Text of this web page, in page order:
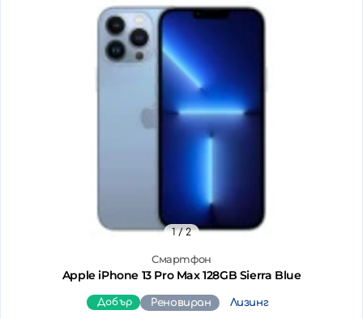
Смартфон
Apple iPhone 13 Pro Max 128GB Sierra Blue
1/ 2
Добър Реновиран Лизинг